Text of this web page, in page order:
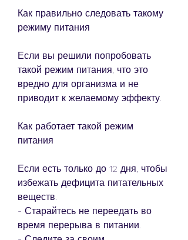
Как правильно следовать такому
режиму питания
Если вы решили попробовать
такой режим питания, что это
вредно для организма и не
приводит к желаемому эффекту.
Как работает такой режим
питания
Если есть только до 12 дня, чтобы
избежать дефицита питательных
веществ.
- Старайтесь не переедать во
время перерыва в питании.